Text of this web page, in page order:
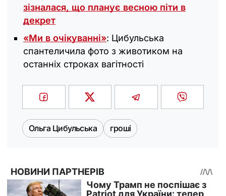
зізналася, що планує весною піти в
декрет
«Ми в очікуванні»: Цибульська
спантеличила фото з животиком на
останніх строках вагітності
Ольга Цибульська гроші